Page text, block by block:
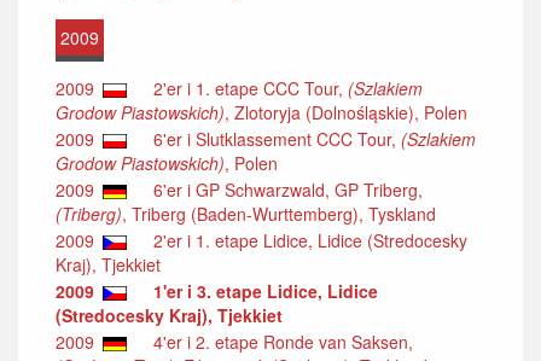
2009
2009 2'er i 1. etape CCC Tour, (Szlakiem
Grodow Piastowskich), Zlotoryja (Dolnośląskie), Polen
2009
6'er i Slutklassement CCC Tour, (Szlakiem
Grodow Piastowskich), Polen
2009
6'er i GP Schwarzwald, GP Triberg,
(Triberg), Triberg (Baden-Wurttemberg), Tyskland
2009
2'er i 1. etape Lidice, Lidice (Stredocesky
Kraj), Tjekkiet
2009
1'er i 3. etape Lidice, Lidice
(Stredocesky Kraj), Tjekkiet
2009
4'er i 2. etape Ronde van Saksen,